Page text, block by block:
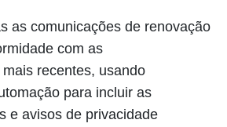
as comunicações de renovação
com as
recentes, usando
para incluir as
e avisos de privacidade